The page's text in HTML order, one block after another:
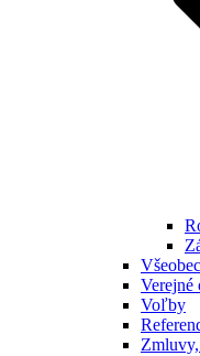
Verejné
Voľby